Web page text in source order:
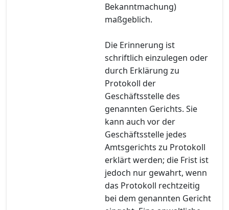
Bekanntmachung)
maßgeblich.
Die Erinnerung ist
schriftlich einzulegen oder
durch Erklärung zu
Protokoll der
Geschäftsstelle des
genannten Gerichts. Sie
kann auch vor der
Geschäftsstelle jedes
Amtsgerichts zu Protokoll
erklärt werden; die Frist ist
jedoch nur gewahrt, wenn
das Protokoll rechtzeitig
bei dem genannten Gericht